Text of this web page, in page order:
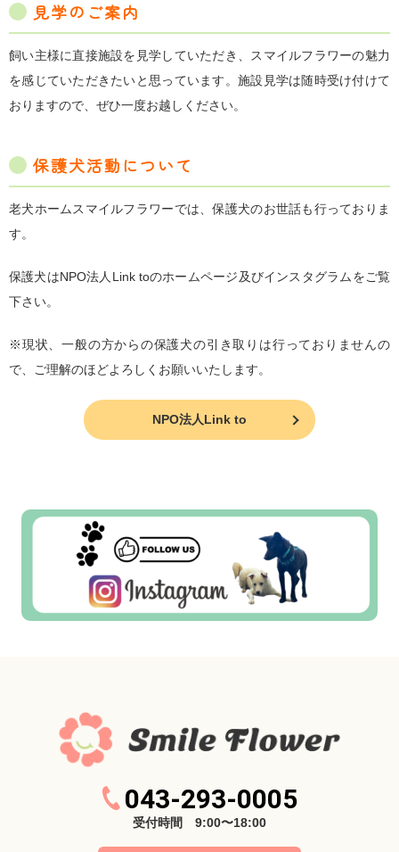
見学のご案内
飼い主様に直接施設を見学していただき、スマイルフラワーの魅力
を感じていただきたいと思っています。施設見学は随時受け付けて
おりますので、ぜひ一度お越しください。
保護犬活動について
老犬ホームスマイルフラワーでは、保護犬のお世話も行っておりま
す。
保護犬はNPO法人Link toのホームページ及びインスタグラムをご覧
下さい。
※現状、一般の方からの保護犬の引き取りは行っておりませんの
で、ご理解のほどよろしくお願いいたします。
NPO法人Link to
043-293-0005
受付時間 9:00〜18:00